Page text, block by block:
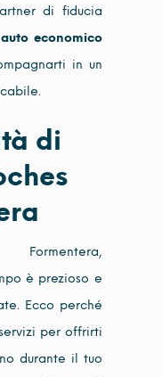
di fiducia
economico
in un
di
è prezioso e
Ecco perché
per offrirti
durante il tuo